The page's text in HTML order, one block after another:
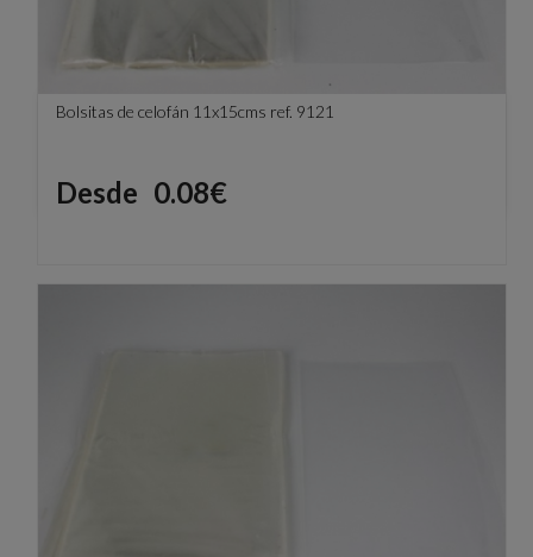
Bolsitas de celofán 11x15cms ref. 9121
Precio
Desde 0.08€